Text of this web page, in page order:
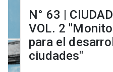
N° 63 |
VOL. 2
para el
ciudades"